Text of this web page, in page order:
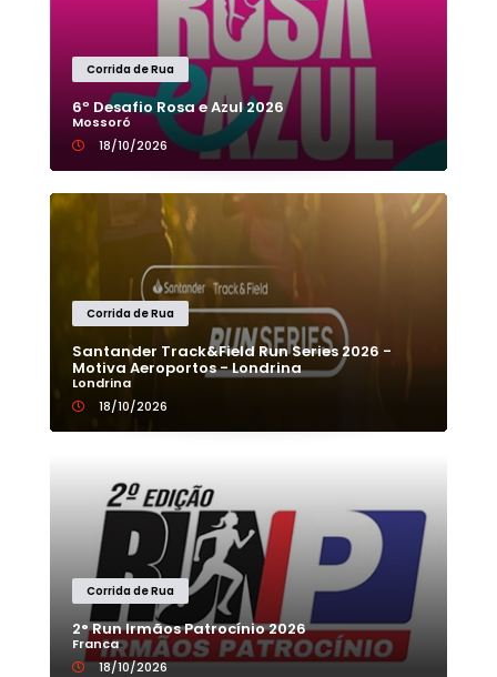
Corrida de Rua
6º Desafio Rosa e Azul 2026
Mossoró
18/10/2026
Corrida de Rua
Santander Track&Field Run Series 2026 -
Motiva Aeroportos - Londrina
Londrina
18/10/2026
Corrida de Rua
2° Run Irmãos Patrocínio 2026
Franca
18/10/2026